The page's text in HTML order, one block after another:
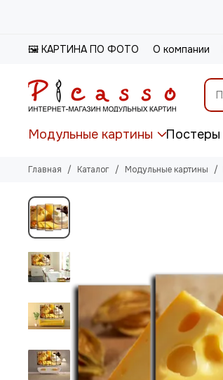
🖼️ КАРТИНА ПО ФОТО О компании
Модульные картины Постеры
Главная Каталог Модульные картины